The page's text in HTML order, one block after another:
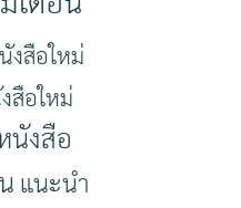
สือใหม่
สือใหม่
นังสือ
แนะนำ